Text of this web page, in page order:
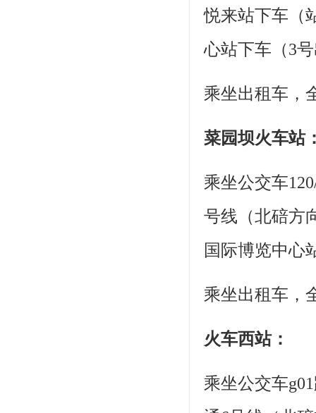
悦来站下车（
心站下车（3
乘坐出租车，
菜园坝火车站
乘坐公交车
号线（北碚方
国际博览中心
乘坐出租车，
火车西站：
乘坐公交车